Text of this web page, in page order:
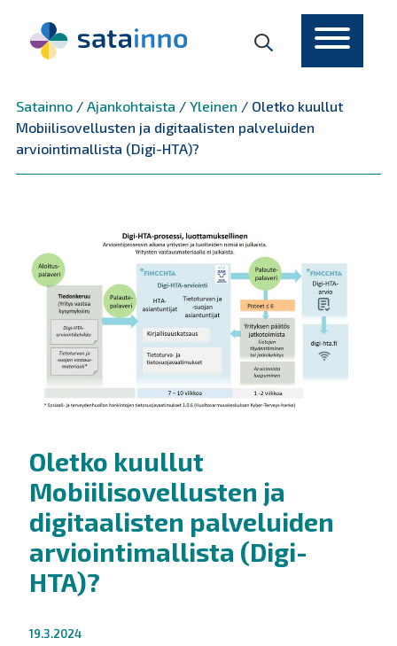
Satainno/ Ajankohtaista / Yleinen / Oletko kuullut
Mobiilisovellusten ja digitaalisten palveluiden
arviointimallista (Digi-HTA)?
Oletko kuullut
Mobiilisovellusten ja
digitaalisten palveluiden
arviointimallista (Digi-
HTA)?
19.3.2024